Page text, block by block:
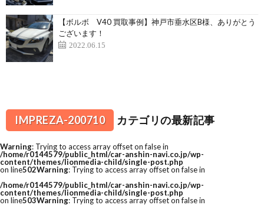
【ボルボ V40 買取事例】神戸市垂水区B様、ありがとう
ございます！
2022.06.15
IMPREZA-200710 カテゴリの最新記事
Warning: Trying to access array offset on false in
/home/r0144579/public_html/car-anshin-navi.co.jp/wp-
content/themes/lionmedia-child/single-post.php
on line502Warning: Trying to access array offset on false in
/home/r0144579/public_html/car-anshin-navi.co.jp/wp-
content/themes/lionmedia-child/single-post.php
on line503Warning: Trying to access array offset on false in